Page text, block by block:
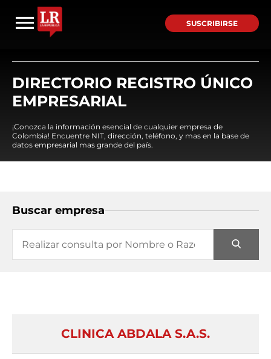
SUSCRIBIRSE
DIRECTORIO REGISTRO ÚNICO
EMPRESARIAL
¡Conozca la información esencial de cualquier empresa de
Colombia! Encuentre NIT, dirección, teléfono, y mas en la base de
datos empresarial mas grande del país.
Buscar empresa
CLINICA ABDALA S.A.S.